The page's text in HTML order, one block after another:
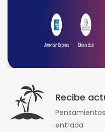
Recibe
entrada